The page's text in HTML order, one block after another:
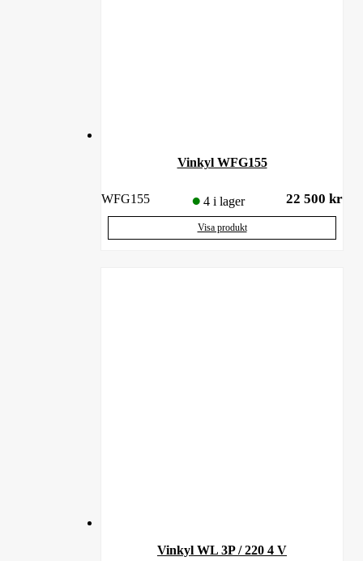
Vinkyl WFG155
WFG155 4 i lager 22 500 kr
Visa produkt
Vinkyl WL 3P / 220 4 V